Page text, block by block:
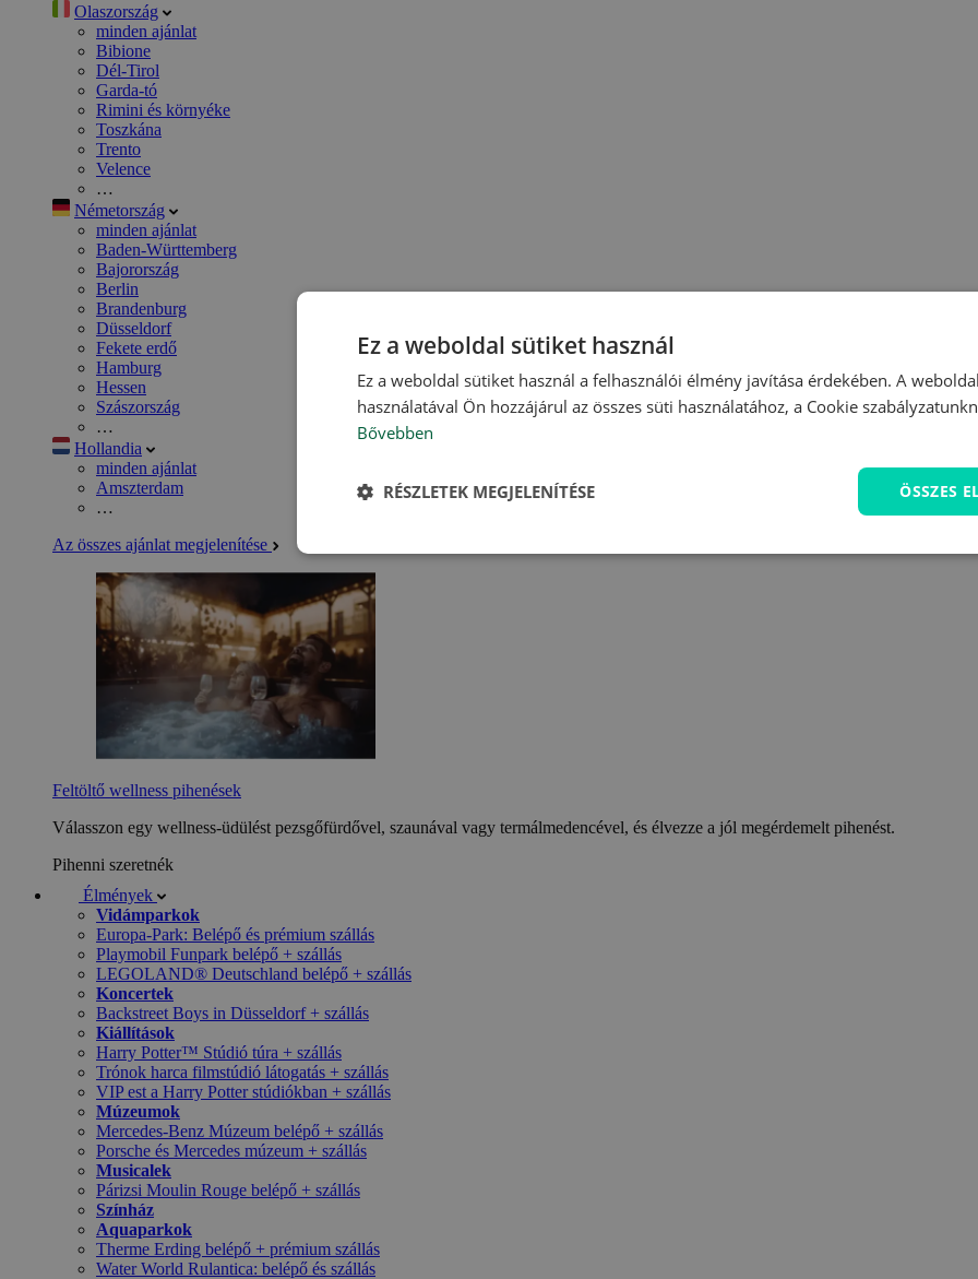
Olaszország
minden ajánlat
Bibione
Dél-Tirol
Garda-tó
Rimini és környéke
Toszkána
Trento
Velence
…
Németország
minden ajánlat
Baden-Württemberg
Bajorország
Berlin
Brandenburg
Düsseldorf
Fekete erdő
Hamburg
Hessen
Szászország
…
Hollandia
minden ajánlat
Amszterdam
…
Az összes ajánlat megjelenítése
Feltöltő wellness pihenések
Válasszon egy wellness-üdülést pezsgőfürdővel, szaunával vagy termálmedencével, és élvezze a jól megérdemelt pihenést.
Pihenni szeretnék
Élmények
Vidámparkok
Europa-Park: Belépő és prémium szállás
Playmobil Funpark belépő + szállás
LEGOLAND® Deutschland belépő + szállás
Koncertek
Backstreet Boys in Düsseldorf + szállás
Kiállítások
Harry Potter™ Stúdió túra + szállás
Trónok harca filmstúdió látogatás + szállás
VIP est a Harry Potter stúdiókban + szállás
Múzeumok
Mercedes-Benz Múzeum belépő + szállás
Porsche és Mercedes múzeum + szállás
Musicalek
Párizsi Moulin Rouge belépő + szállás
Színház
Aquaparkok
Therme Erding belépő + prémium szállás
Water World Rulantica: belépő és szállás
Ez a weboldal sütiket használ
Ez a weboldal sütiket használ a felhasználói élmény javítása érdekében. A
használatával Ön hozzájárul az összes süti használatához, a Cookie
Bővebben
ÖSSZES
RÉSZLETEK MEGJELENÍTÉSE